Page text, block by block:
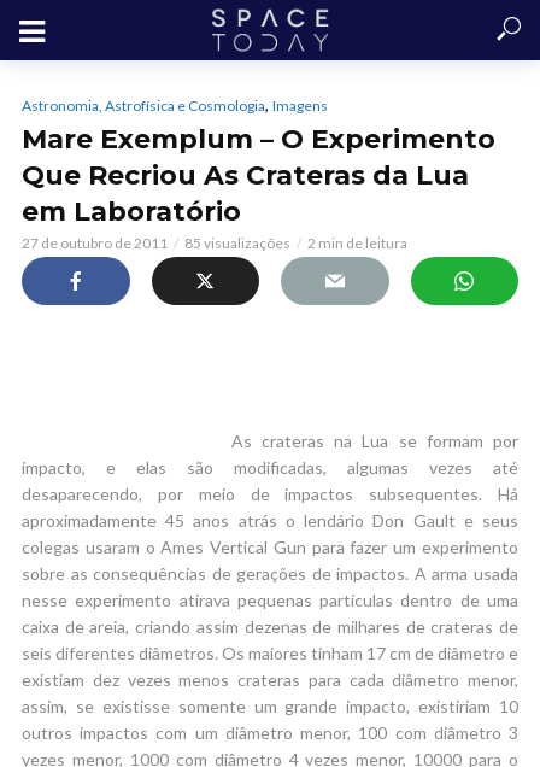
Astronomia, Astrofísica e Cosmologia, Imagens
Mare Exemplum – O Experimento
Que Recriou As Crateras da Lua
em Laboratório
27 de outubro de 2011 85 visualizações 2 min de leitura
As crateras na Lua se formam por
impacto, e elas são modificadas, algumas vezes até
desaparecendo, por meio de impactos subsequentes. Há
aproximadamente 45 anos atrás o lendário Don Gault e seus
colegas usaram o Ames Vertical Gun para fazer um experimento
sobre as consequências de gerações de impactos. A arma usada
nesse experimento atirava pequenas partículas dentro de uma
caixa de areia, criando assim dezenas de milhares de crateras de
seis diferentes diâmetros. Os maiores tinham 17 cm de diâmetro e
existiam dez vezes menos crateras para cada diâmetro menor,
assim, se existisse somente um grande impacto, existiriam 10
outros impactos com um diâmetro menor, 100 com diâmetro 3
vezes menor, 1000 com diâmetro 4 vezes menor, 10000 para o